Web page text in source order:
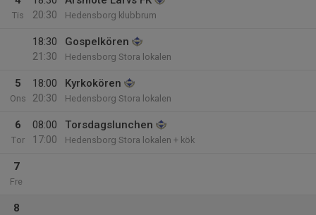
Tis
20:30
Hedensborg klubbrum
18:30
21:30
Gospelkören
Hedensborg Stora lokalen
5
Ons
18:00
20:30
Kyrkokören
Hedensborg Stora lokalen
6
Tor
08:00
17:00
Torsdagslunchen
Hedensborg Stora lokalen + kök
7
Fre
8